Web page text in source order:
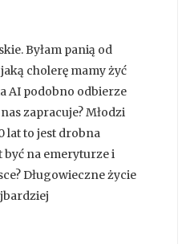
Byłam panią od
cholerę mamy żyć
AI podobno odbierze
zapracuje? Młodzi
lat to jest drobna
być na emeryturze i
Długowieczne życie